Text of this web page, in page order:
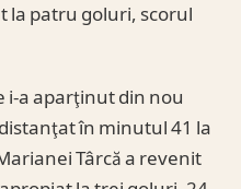
la patru goluri, scorul
i-a aparţinut din nou
în minutul 41 la
Târcă a revenit